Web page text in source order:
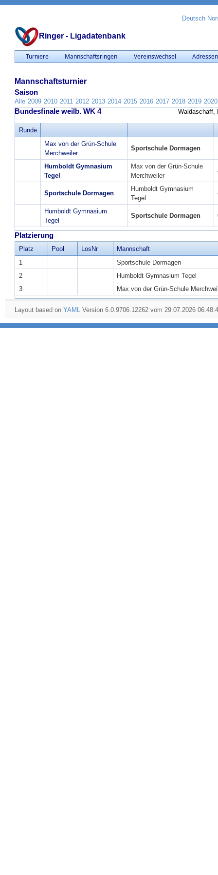
Ringer - Ligadatenbank
Deutsch
Turniere Mannschaftsringen Vereinswechsel Adressen
Mannschaftsturnier
Saison
Alle 2009 2010 2011 2012 2013 2014 2015 2016 2017 2018 2019 2020
Bundesfinale weilb. WK 4 Waldaschaff,
Runde
Max von der Grün-Schule
Merchweiler
Sportschule Dormagen
Humboldt Gymnasium
Tegel
Max von der Grün-Schule
Merchweiler
Sportschule Dormagen
Humboldt Gymnasium
Tegel
Humboldt Gymnasium
Tegel
Sportschule Dormagen
Platzierung
Platz Pool LosNr
Mannschaft
1
Sportschule Dormagen
2
Humboldt Gymnasium Tegel
3
Max von der Grün-Schule
Layout based on YAML Version 6.0.9706.12262 vom 29.07.2026